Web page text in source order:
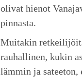
olivat hienot
pinnasta.
Muitakin
rauhallinen, kukin
lämmin ja sateeton,